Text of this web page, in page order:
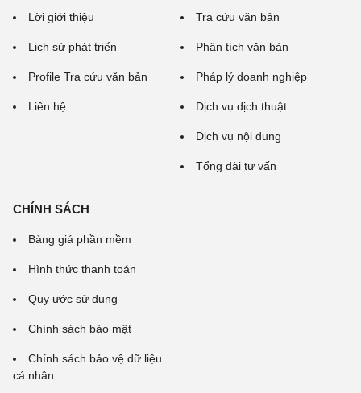
Lời giới thiệu
Lịch sử phát triển
Profile Tra cứu văn bản
Liên hệ
Tra cứu văn bản
Phân tích văn bản
Pháp lý doanh nghiệp
Dịch vụ dịch thuật
Dịch vụ nội dung
Tổng đài tư vấn
CHÍNH SÁCH
Bảng giá phần mềm
Hình thức thanh toán
Quy ước sử dụng
Chính sách bảo mật
Chính sách bảo vệ dữ liệu
cá nhân